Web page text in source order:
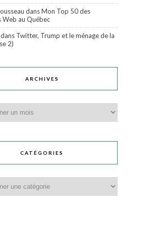
dansMon Top 50 des
Web au Québec
dans Twitter, Trump et le ménage de la
2)
ARCHIVES
CATÉGORIES